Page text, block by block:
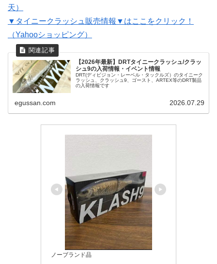
天）
▼タイニークラッシュ販売情報▼はここをクリック！
（Yahooショッピング）
【2026年最新】DRTタイニークラッシュ/クラッ
シュ9の入荷情報・イベント情報
DRT(ディビジョン・レーベル・タックルズ）のタイニーク
ラッシュ、クラッシュ9、ゴースト、ARTEX等のDRT製品
の入荷情報です
egussan.com 2026.07.29
ノーブランド品